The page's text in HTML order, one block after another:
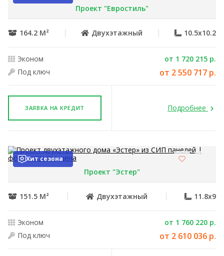
Проект "Евростиль"
164.2 М² Двухэтажный 10.5x10.2
Эконом
от 1 720 215 р.
Под ключ
от 2 550 717 р.
ЗАЯВКА НА КРЕДИТ Подробнее
Хит сезона
Проект "Эстер"
151.5 М² Двухэтажный 11.8x9
Эконом
от 1 760 220 р.
Под ключ
от 2 610 036 р.